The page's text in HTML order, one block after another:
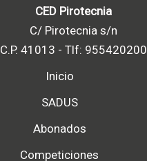
CED Pirotecnia
C/ Pirotecnia s/n
C.P. 41013 - Tlf: 955420200
Inicio
SADUS
Abonados
Competiciones